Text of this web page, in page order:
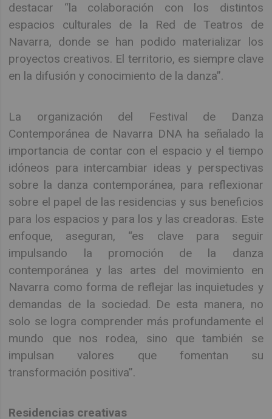
destacar “la colaboración con los distintos
espacios culturales de la Red de Teatros de
Navarra, donde se han podido materializar los
proyectos creativos. El territorio, es siempre clave
en la difusión y conocimiento de la danza”.
La organización del Festival de Danza
Contemporánea de Navarra DNA ha señalado la
importancia de contar con el espacio y el tiempo
idóneos para intercambiar ideas y perspectivas
sobre la danza contemporánea, para reflexionar
sobre el papel de las residencias y sus beneficios
para los espacios y para los y las creadoras. Este
enfoque, aseguran, “es clave para seguir
impulsando la promoción de la danza
contemporánea y las artes del movimiento en
Navarra como forma de reflejar las inquietudes y
demandas de la sociedad. De esta manera, no
solo se logra comprender más profundamente el
mundo que nos rodea, sino que también se
impulsan valores que fomentan su
transformación positiva”.
Residencias creativas